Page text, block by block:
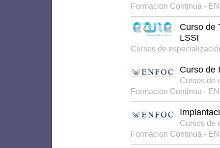
Formacion Continua -
Curso de
LSSI
Cursos de
Curso de
Cursos de
Formacion Continua -
Cursos de
Formacion Continua -